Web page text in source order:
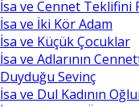
İsa ve Cennet Teklifini
İsa ve İki Kör Adam
İsa ve Küçük Çocuklar
İsa ve Adlarının
Duyduğu Sevinç
İsa ve Dul Kadının